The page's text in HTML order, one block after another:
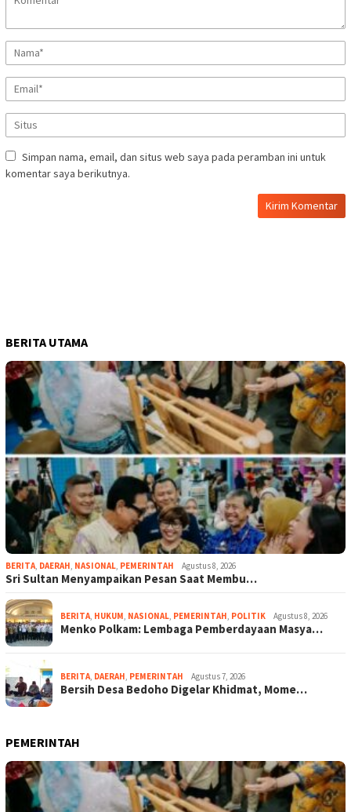
Simpan nama, email, dan situs web saya pada peramban ini untuk
komentar saya berikutnya.
BERITA UTAMA
BERITA DAERAH NASIONAL PEMERINTAH Agustus 8, 2026
Sri Sultan Menyampaikan Pesan Saat Membu…
BERITA HUKUM NASIONAL PEMERINTAH POLITIK Agustus 8, 2026
Menko Polkam: Lembaga Pemberdayaan Masya…
BERITA DAERAH PEMERINTAH Agustus 7, 2026
Bersih Desa Bedoho Digelar Khidmat, Mome…
PEMERINTAH